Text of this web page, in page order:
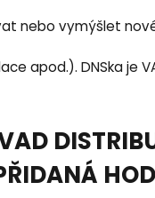
nebo vymýšlet
apod.). DNSka je